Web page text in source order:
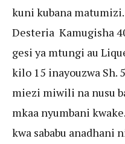
kuni kubana
Desteria Kamugisha
gesi ya mtungi au
kilo 15 inayouzwa Sh.
miezi miwili na nusu
mkaa nyumbani
kwa sababu anadhani